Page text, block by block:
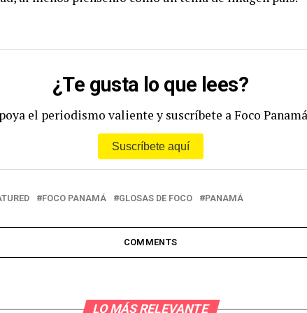
¿Te gusta lo que lees?
el periodismo valiente y suscríbete a Foco
Suscríbete aquí
FOCO PANAMÁ GLOSAS DE FOCO PANAMÁ
COMMENTS
LO MÁS RELEVANTE